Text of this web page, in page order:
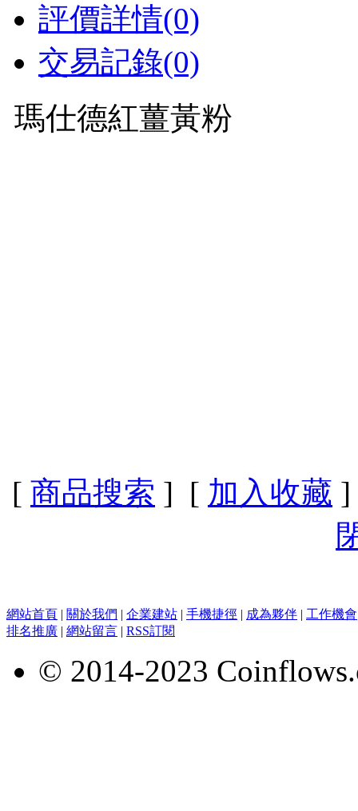
評價詳情(0)
交易記錄(0)
瑪仕德紅薑黃粉
[ 商品搜索 ] [ 加入收藏
網站首頁 | 關於我們 | 企業建站 | 手機捷徑 | 成為夥伴 | 工作機會
排名推廣 | 網站留言 | RSS訂閱
© 2014-2023